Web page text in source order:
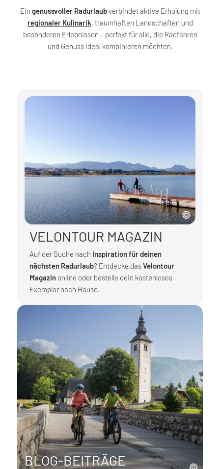
Ein genussvoller Radurlaubverbindet aktive Erholung mit
regionaler Kulinarik, traumhaften Landschaften und
besonderen Erlebnissen – perfekt für alle, die Radfahren
und Genuss ideal kombinieren möchten.
VELONTOUR MAGAZIN
Auf der Suche nach Inspiration für deinen
nächsten Radurlaub? Entdecke dasVelontour
Magazin online oder bestelle dein kostenloses
Exemplar nach Hause.
BLOG-BEITRÄGE